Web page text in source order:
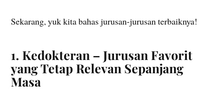
Sekarang, yuk kita bahas jurusan-jurusan terbaiknya!
1. Kedokteran – Jurusan Favorit
yang Tetap Relevan Sepanjang
Masa